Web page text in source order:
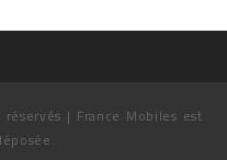
| France Mobiles est